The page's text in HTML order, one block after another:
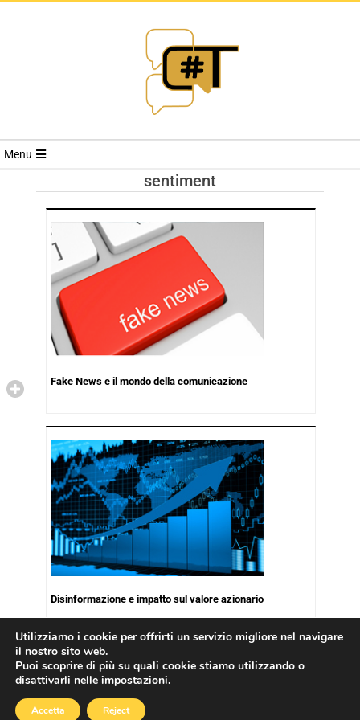
RIVISTA
TRENDS
Menu
sentiment
Fake News e il mondo della comunicazione
Disinformazione e impatto sul valore azionario
Copyright © 2026
Utilizziamo i cookie per offrirti un servizio migliore nel navigare
il nostro sito web.
Puoi scoprire di più su quali cookie stiamo utilizzando o
disattivarli nelle impostazioni.
Accetta Reject